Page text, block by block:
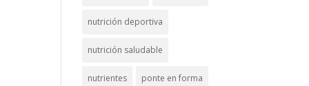
nutrición deportiva
nutrición saludable
nutrientes ponte en forma